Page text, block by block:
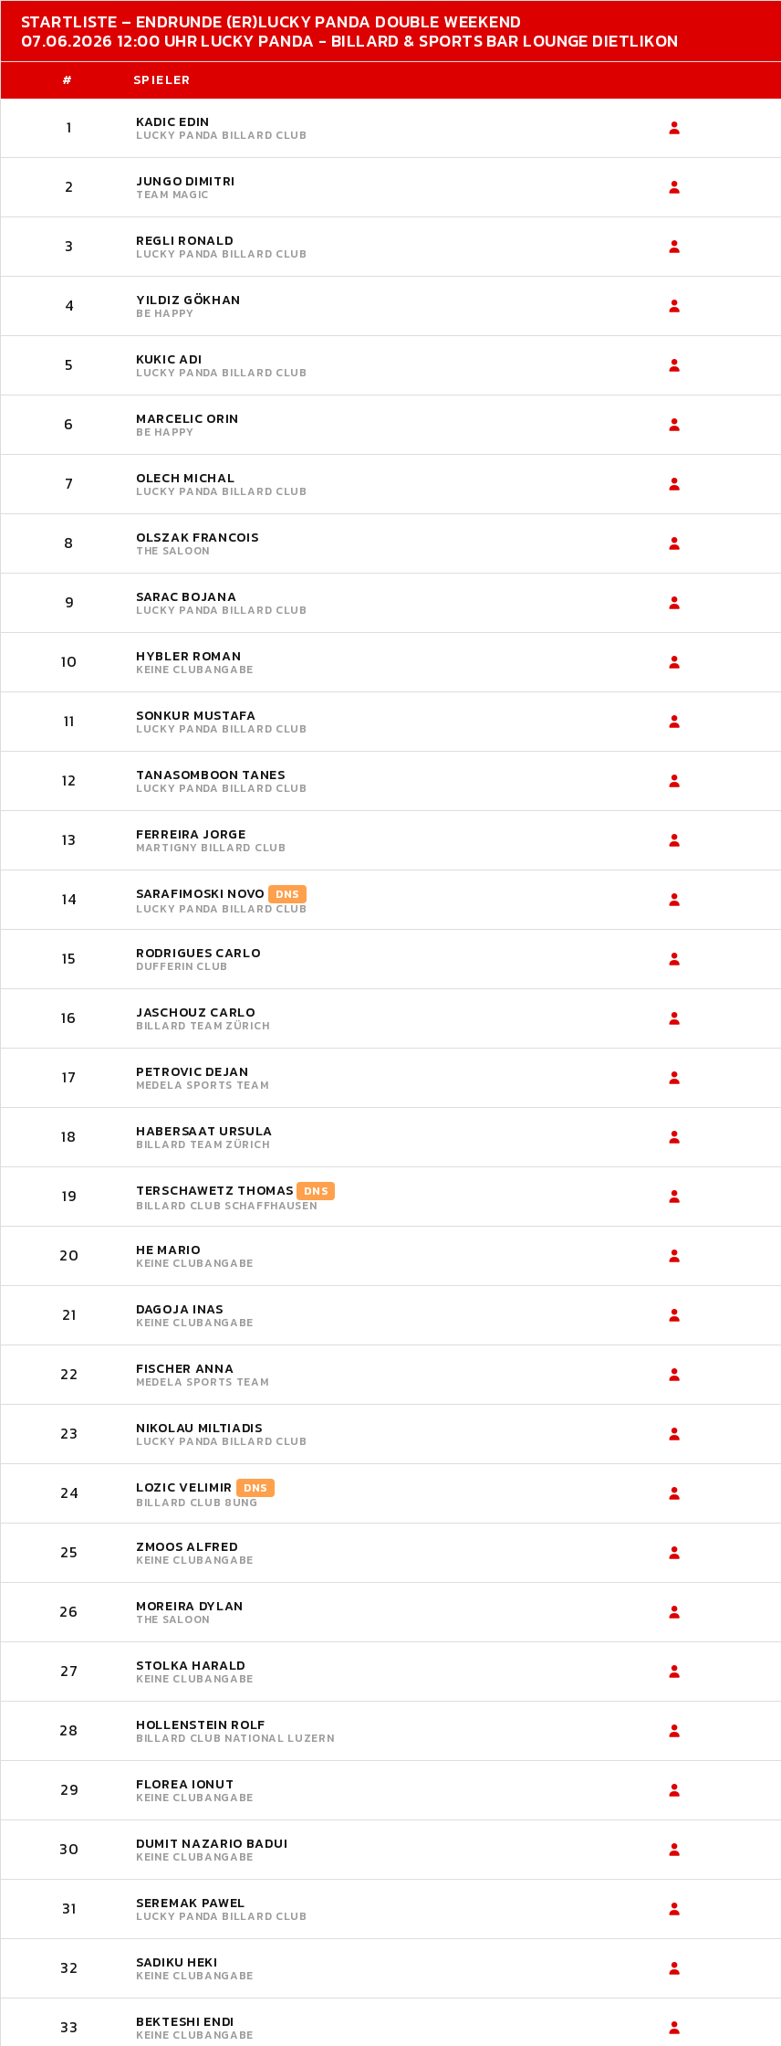
STARTLISTE – ENDRUNDE (ER)LUCKY PANDA DOUBLE WEEKEND
07.06.2026 12:00 UHR LUCKY PANDA - BILLARD & SPORTS BAR LOUNGE DIETLIKON
# SPIELER
1 KADIC EDIN
LUCKY PANDA BILLARD CLUB
2 JUNGO DIMITRI
TEAM MAGIC
3 REGLI RONALD
LUCKY PANDA BILLARD CLUB
4 YILDIZ GÖKHAN
BE HAPPY
5 KUKIC ADI
LUCKY PANDA BILLARD CLUB
6 MARCELIC ORIN
BE HAPPY
7 OLECH MICHAL
LUCKY PANDA BILLARD CLUB
8 OLSZAK FRANCOIS
THE SALOON
9 SARAC BOJANA
LUCKY PANDA BILLARD CLUB
10 HYBLER ROMAN
KEINE CLUBANGABE
11 SONKUR MUSTAFA
LUCKY PANDA BILLARD CLUB
12 TANASOMBOON TANES
LUCKY PANDA BILLARD CLUB
13 FERREIRA JORGE
MARTIGNY BILLARD CLUB
14 SARAFIMOSKI NOVO
DNS
LUCKY PANDA BILLARD CLUB
15 RODRIGUES CARLO
DUFFERIN CLUB
16 JASCHOUZ CARLO
BILLARD TEAM ZÜRICH
17 PETROVIC DEJAN
MEDELA SPORTS TEAM
18 HABERSAAT URSULA
BILLARD TEAM ZÜRICH
19 TERSCHAWETZ THOMAS DNS
BILLARD CLUB SCHAFFHAUSEN
20 HE MARIO
KEINE CLUBANGABE
21 DAGOJA INAS
KEINE CLUBANGABE
22 FISCHER ANNA
MEDELA SPORTS TEAM
23 NIKOLAU MILTIADIS
LUCKY PANDA BILLARD CLUB
24 LOZIC VELIMIR
DNS
BILLARD CLUB 8UNG
25 ZMOOS ALFRED
KEINE CLUBANGABE
26 MOREIRA DYLAN
THE SALOON
27 STOLKA HARALD
KEINE CLUBANGABE
28 HOLLENSTEIN ROLF
BILLARD CLUB NATIONAL LUZERN
29 FLOREA IONUT
KEINE CLUBANGABE
30 DUMIT NAZARIO BADUI
KEINE CLUBANGABE
31 SEREMAK PAWEL
LUCKY PANDA BILLARD CLUB
32 SADIKU HEKI
KEINE CLUBANGABE
33 BEKTESHI ENDI
KEINE CLUBANGABE